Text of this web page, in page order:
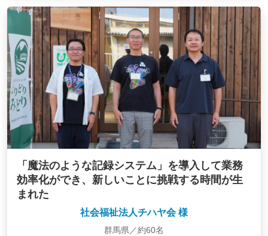
「魔法のような記録システム」を導入して業務
効率化ができ、新しいことに挑戦する時間が生
まれた
社会福祉法人チハヤ会 様
群馬県／約60名